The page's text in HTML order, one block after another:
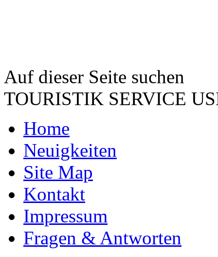
Auf dieser Seite suchen
TOURISTIK SERVICE
Home
Neuigkeiten
Site Map
Kontakt
Impressum
Fragen & Antworten